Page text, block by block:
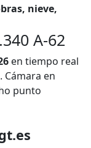
nieve,
A-62
en tiempo real
Cámara en
punto